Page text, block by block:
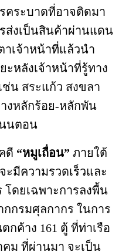
คระบาดที่อาจติดมา
ส่งเป็นสินค้าผ่านแดน
าเจ้าหน้าที่แล้วนำ
ะหลังเจ้าหน้าที่รู้ทาง
น สระแก้ว สงขลา
งหลักร้อย-หลักพัน
นตอน
ดี “หมูเถื่อน” ภายใต้
มีความรวดเร็วและ
โดยเฉพาะการลงพื้น
กรมศุลกากร ในการ
ค้าง 161 ตู้ ที่ท่าเรือ
ม ที่ผ่านมา จะเป็น